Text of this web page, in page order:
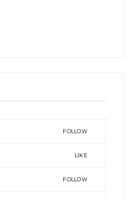
FOLLOW
LIKE
FOLLOW